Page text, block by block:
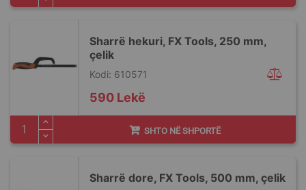
Sharrë hekuri, FX Tools, 250 mm,
çelik
Kodi: 610571
590 Lekë
SHTO NË SHPORTË
Sharrë dore, FX Tools, 500 mm, çelik